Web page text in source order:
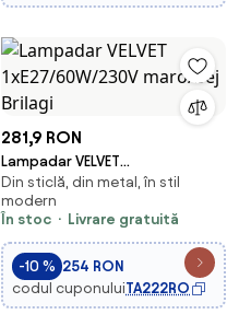
281,9 RON
Lampadar VELVET
1xE27/60W/230V maro/bej
Brilagi
Din sticlă, din metal, în stil
modern
În stoc
Livrare gratuită
-10 % 254 RON
codul cuponuluiTA222RO